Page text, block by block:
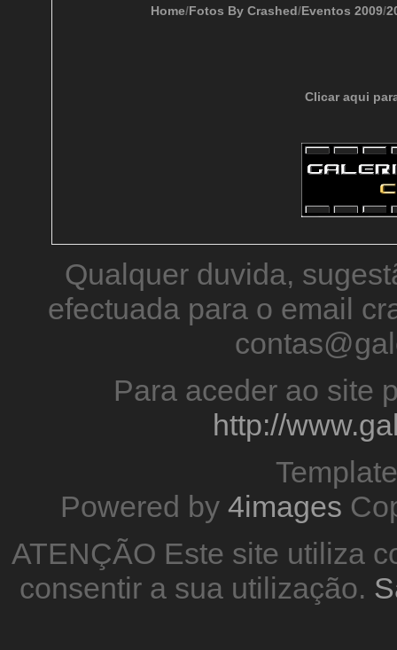
Home/Fotos By Crashed/Eventos 2009/
Clicar aqui
Qualquer duvida,
efectuada para o email
Para aceder ao site
http://
Powered by 4images
ATENÇÃO Este site utiliza
consentir a sua utilização.